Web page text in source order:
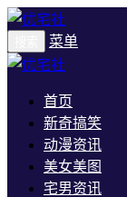
菜单
首页
新奇搞笑
动漫资讯
美女美图
宅男资讯